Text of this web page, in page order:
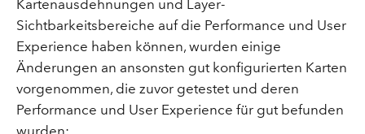
Kartenausdehnungen und Layer-
Sichtbarkeitsbereiche auf die Performance und User
Experience haben können, wurden einige
Änderungen an ansonsten gut konfigurierten Karten
vorgenommen, die zuvor getestet und deren
Performance und User Experience für gut befunden
wurden: